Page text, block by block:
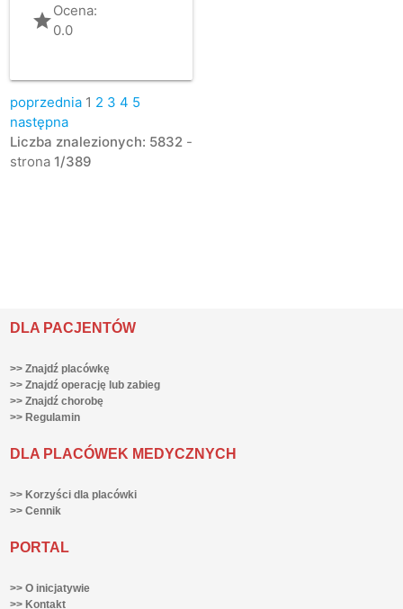
gradeOcena:
0.0
poprzednia 1 2 3 4 5
następna
Liczba znalezionych: 5832 -
strona 1/389
DLA PACJENTÓW
>> Znajdź placówkę
>> Znajdź operację lub zabieg
>> Znajdź chorobę
>> Regulamin
DLA PLACÓWEK MEDYCZNYCH
>> Korzyści dla placówki
>> Cennik
PORTAL
>> O inicjatywie
>> Kontakt